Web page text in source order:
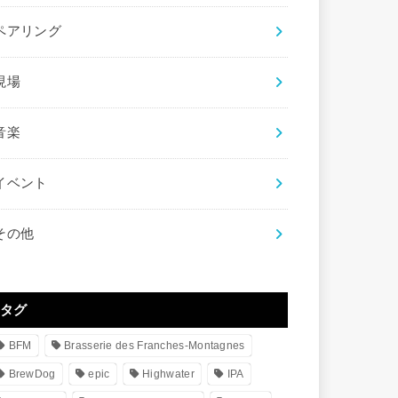
アリング
場
楽
ベント
の他
タグ
BFM Brasserie des Franches-Montagnes
BrewDog epic Highwater IPA